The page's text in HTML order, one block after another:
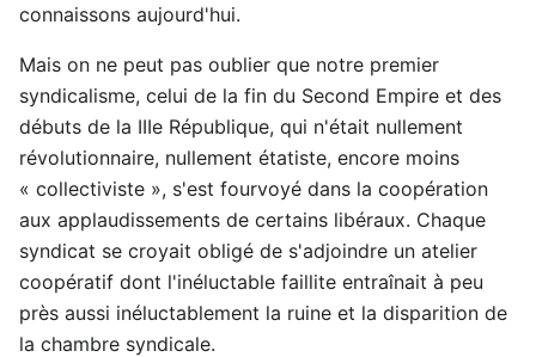
connaissons aujourd'hui.
Mais on ne peut pas oublier que notre premier
syndicalisme, celui de la fin du Second Empire et des
débuts de la IIIe République, qui n'était nullement
révolutionnaire, nullement étatiste, encore moins
« collectiviste », s'est fourvoyé dans la coopération
aux applaudissements de certains libéraux. Chaque
syndicat se croyait obligé de s'adjoindre un atelier
coopératif dont l'inéluctable faillite entraînait à peu
près aussi inéluctablement la ruine et la disparition de
la chambre syndicale.